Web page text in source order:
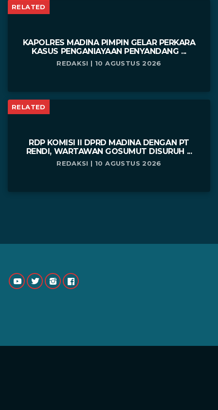
RELATED
KAPOLRES MADINA PIMPIN GELAR PERKARA
KASUS PENGANIAYAAN PENYANDANG ...
REDAKSI | 10 AGUSTUS 2026
RELATED
RDP KOMISI II DPRD MADINA DENGAN PT
RENDI, WARTAWAN GOSUMUT DISURUH ...
REDAKSI | 10 AGUSTUS 2026